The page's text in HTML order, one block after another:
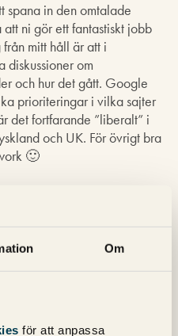
Om
för att anpassa
spana in den omtalade
ni gör ett fantastiskt jobb
mitt håll är att i
diskussioner om
och hur det gått. Google
prioriteringar i vilka sajter
det fortfarande ”liberalt” i
och UK. För övrigt bra
🙂
för det